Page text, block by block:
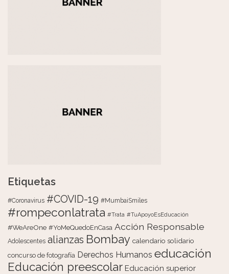
Etiquetas
#Coronavirus #COVID-19 #MumbaiSmiles
#rompeconlatrata #Trata #TuApoyoEsEducación
#WeAreOne #YoMeQuedoEnCasa Acción Responsable
Adolescentes alianzas Bombay calendario solidario
concurso de fotografía Derechos Humanos educación
Educación preescolar Educación superior